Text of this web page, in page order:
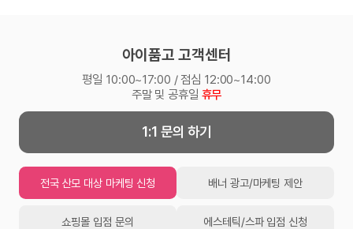
아이품고 고객센터
평일 10:00~17:00 / 점심 12:00~14:00
주말 및 공휴일 휴무
1:1 문의 하기
전국 산모 대상 마케팅 신청 배너 광고/마케팅 제안
쇼핑몰 입점 문의 에스테틱/스파 입점 신청